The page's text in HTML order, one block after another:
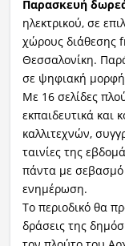
Παρασκευή
ηλεκτρικού, σε
χώρους διάθεσης
Θεσσαλονίκη.
σε ψηφιακή μορφή
Με 16 σελίδες
εκπαιδευτικά και
καλλιτεχνών,
ταινίες της
πάντα με σεβασμό
ενημέρωση.
Το περιοδικό θα
δράσεις της